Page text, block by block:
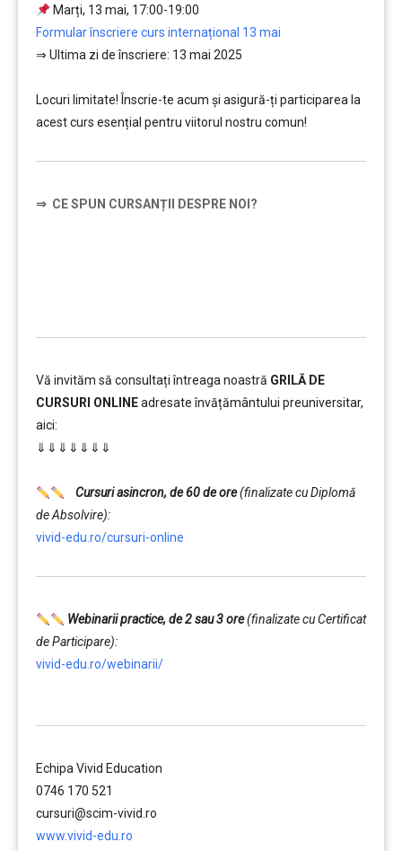
Marți, 13 mai, 17:00-19:00
Formular înscriere curs internațional 13 mai
⇒ Ultima zi de înscriere: 13 mai 2025
Locuri limitate! Înscrie-te acum și asigură-ți participarea la
acest curs esențial pentru viitorul nostru comun!
⇒ CE SPUN CURSANȚII DESPRE NOI?
Vă invităm să consultați întreaga noastră GRILĂ DE
CURSURI ONLINEadresate învățământului preuniversitar,
aici:
⇓⇓⇓⇓⇓⇓⇓
Cursuri asincron, de 60 de ore(finalizate cu Diplomă
de Absolvire):
vivid-edu.ro/cursuri-online
Webinarii practice, de 2 sau 3 ore(finalizate cu Certificat
de Participare):
vivid-edu.ro/webinarii/
Echipa Vivid Education
0746 170 521
cursuri@scim-vivid.ro
www.vivid-edu.ro